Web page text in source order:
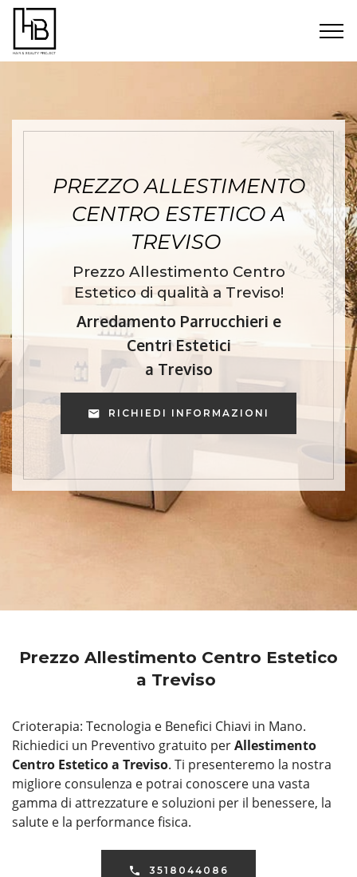
PREZZO ALLESTIMENTO
CENTRO ESTETICO A
TREVISO
Prezzo Allestimento Centro
Estetico di qualità a Treviso!
Arredamento Parrucchieri e
Centri Estetici
a Treviso
RICHIEDI INFORMAZIONI
Prezzo Allestimento Centro Estetico
a Treviso
Crioterapia: Tecnologia e Benefici Chiavi in Mano.
Richiedici un Preventivo gratuito perAllestimento
Centro Estetico a Treviso. Ti presenteremo la nostra
migliore consulenza e potrai conoscere una vasta
gamma di attrezzature e soluzioni per il benessere, la
salute e la performance fisica.
3518044086